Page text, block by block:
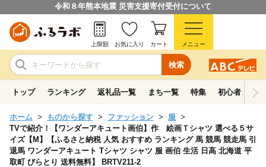
令和８年熊本地震 災害支援寄付受付について
検索
上限額 お気に入り カート メニュー
トップ ランキング 返礼品一覧 まち一覧 特集 初心者ガイド
ホーム ものから探す ファッション
服
TVで紹介！【ワンダーアキュート画伯】作 絵画Ｔシャツ 選べる５サ
イズ【M】【ふるさと納税 人気 おすすめ ランキング 馬 競馬 競走馬 引
退馬 ワンダーアキュート Tシャツ シャツ 服 画伯 生活 日高 北海道 平
取町 びらとり 送料無料】 BRTV211-2